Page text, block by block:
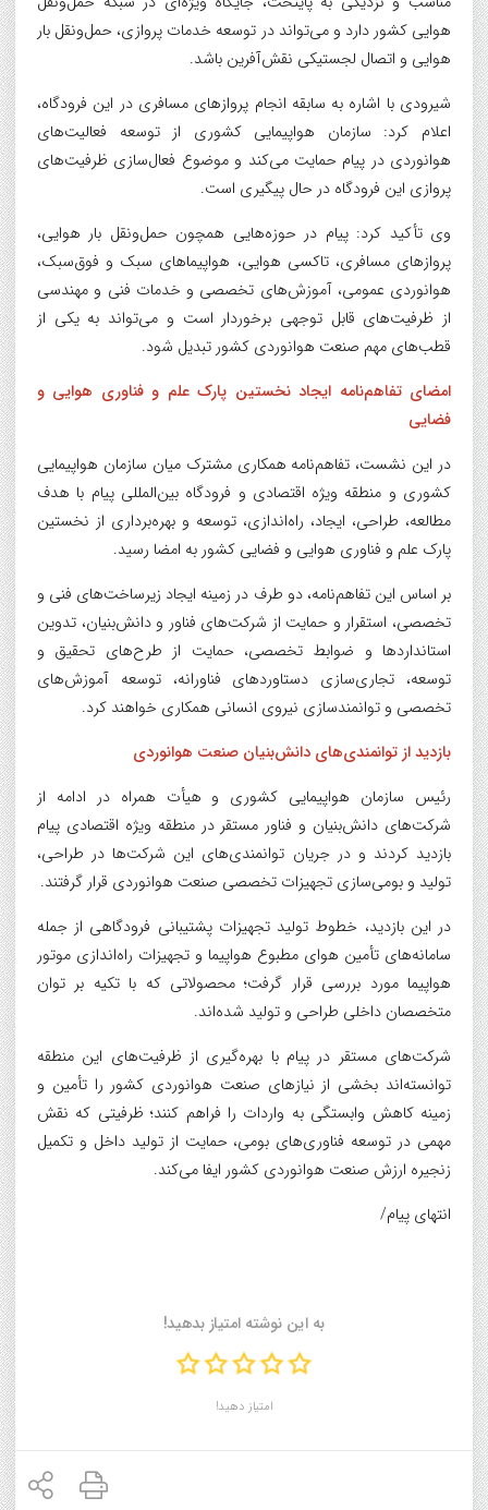
هوایی کشور دارد و می‌تواند در توسعه خدمات پروازی، حمل‌ونقل بار
هوایی و اتصال لجستیکی نقش‌آفرین باشد.
شیرودی با اشاره به سابقه انجام پروازهای مسافری در این فرودگاه،
اعلام کرد: سازمان هواپیمایی کشوری از توسعه فعالیت‌های
هوانوردی در پیام حمایت می‌کند و موضوع فعال‌سازی ظرفیت‌های
پروازی این فرودگاه در حال پیگیری است.
وی تأکید کرد: پیام در حوزه‌هایی همچون حمل‌ونقل بار هوایی،
پروازهای مسافری، تاکسی هوایی، هواپیماهای سبک و فوق‌سبک،
هوانوردی عمومی، آموزش‌های تخصصی و خدمات فنی و مهندسی
از ظرفیت‌های قابل توجهی برخوردار است و می‌تواند به یکی از
قطب‌های مهم صنعت هوانوردی کشور تبدیل شود.
امضای تفاهم‌نامه ایجاد نخستین پارک علم و فناوری هوایی و
فضایی
در این نشست، تفاهم‌نامه همکاری مشترک میان سازمان هواپیمایی
کشوری و منطقه ویژه اقتصادی و فرودگاه بین‌المللی پیام با هدف
مطالعه، طراحی، ایجاد، راه‌اندازی، توسعه و بهره‌برداری از نخستین
پارک علم و فناوری هوایی و فضایی کشور به امضا رسید.
بر اساس این تفاهم‌نامه، دو طرف در زمینه ایجاد زیرساخت‌های فنی و
تخصصی، استقرار و حمایت از شرکت‌های فناور و دانش‌بنیان، تدوین
استانداردها و ضوابط تخصصی، حمایت از طرح‌های تحقیق و
توسعه، تجاری‌سازی دستاوردهای فناورانه، توسعه آموزش‌های
تخصصی و توانمندسازی نیروی انسانی همکاری خواهند کرد.
بازدید از توانمندی‌های دانش‌بنیان صنعت هوانوردی
رئیس سازمان هواپیمایی کشوری و هیأت همراه در ادامه از
شرکت‌های دانش‌بنیان و فناور مستقر در منطقه ویژه اقتصادی پیام
بازدید کردند و در جریان توانمندی‌های این شرکت‌ها در طراحی،
تولید و بومی‌سازی تجهیزات تخصصی صنعت هوانوردی قرار گرفتند.
در این بازدید، خطوط تولید تجهیزات پشتیبانی فرودگاهی از جمله
سامانه‌های تأمین هوای مطبوع هواپیما و تجهیزات راه‌اندازی موتور
هواپیما مورد بررسی قرار گرفت؛ محصولاتی که با تکیه بر توان
متخصصان داخلی طراحی و تولید شده‌اند.
شرکت‌های مستقر در پیام با بهره‌گیری از ظرفیت‌های این منطقه
توانسته‌اند بخشی از نیازهای صنعت هوانوردی کشور را تأمین و
زمینه کاهش وابستگی به واردات را فراهم کنند؛ ظرفیتی که نقش
مهمی در توسعه فناوری‌های بومی، حمایت از تولید داخل و تکمیل
زنجیره ارزش صنعت هوانوردی کشور ایفا می‌کند.
انتهای پیام/
به این نوشته امتیاز بدهید!
امتیاز دهید!